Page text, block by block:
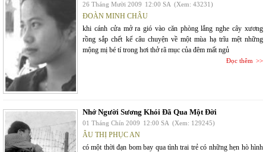
26 Tháng Mười 2009 12:00 SA (Xem: 43231)
ĐOÀN MINH CHÂU
khi cánh cửa mở ra gió vào căn phòng lắng nghe cây xương
rồng sắp chết kể câu chuyện về một mùa hạ trĩu mệt những
mộng mị bé tí trong hơi thở rã mục của đêm mất ngủ
Đọc thêm
Nhớ Người Sương Khói Đã Qua Một Đời
01 Tháng Chín 2009 12:00 SA (Xem: 129245)
ÂU THỊ PHỤC AN
có một thời đạn bom bay qua tình trai trẻ có những hẹn hò hình